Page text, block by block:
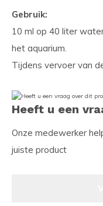
Gebruik:
10 ml op 40 liter
het aquarium.
Tijdens vervoer van
Heeft u een
Onze medewerker
juiste product